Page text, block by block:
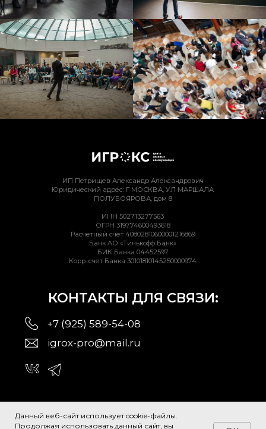
Данный веб-сайт использует cookie-файлы.
Продолжая использовать данный сайт, вы